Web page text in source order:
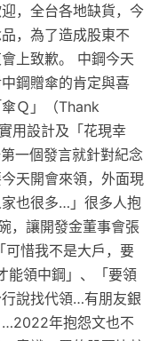
，全台各地缺貨，今
，為了造成股東不
上致歉。 中鋼今天
鋼贈傘的肯定與喜
Ｑ」（Thank
用設計及「花現幸
一個發言就針對紀念
天開會來領，外面現
也很多…」很多人抱
，讓開發金董事會張
可惜我不是大戶，要
能領中鋼」、「要領
說找代領…有朋友銀
…2022年抱怨文也不